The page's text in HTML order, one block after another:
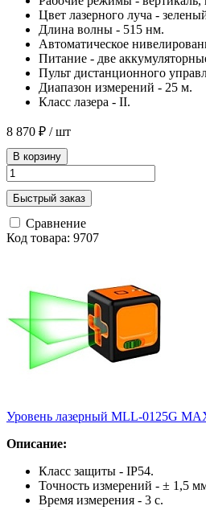
Цвет лазерного луча -
Длина волны - 515 нм.
Автоматическое
Питание - две
Пульт дистанционного
Диапазон измерений - 25 м.
Класс лазера - II.
8 870 ₽ / шт
В корзину
Быстрый заказ
Сравнение
Код товара: 9707
Уровень лазерный MLL-0125G
Описание:
Класс защиты - IP54.
Точность измерений - ± 1,5
Время измерения - 3 с.